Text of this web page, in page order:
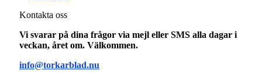
Kontakta oss
Vi svarar på dina frågor via mejl eller SMS alla dagar i
veckan, året om. Välkommen.
info@torkarblad.nu